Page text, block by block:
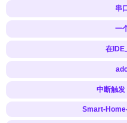
串
一
在IDE
中断触
Smart-